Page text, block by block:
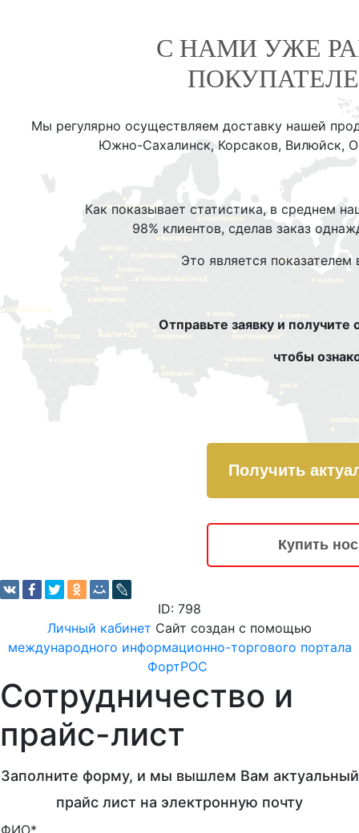
С НАМИ УЖЕ
Мы регулярно осуществляем доставку нашей
Южно-Сахалинск, Корсаков, Вилюйск,
Как показывает статистика, в среднем
98% клиентов, сделав заказ
Это является
Отправьте заявку и
чтобы
Получить
Купить
ID: 798
Личный кабинет Сайт создан с помощью
международного информационно-торгового портала
ФортРОС
Сотрудничество и
прайс-лист
Заполните форму, и мы вышлем Вам актуальный
прайс лист на электронную почту
ФИО*